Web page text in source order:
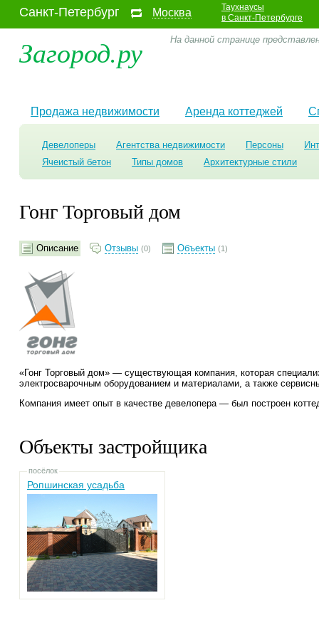
Санкт-Петербург Москва
Таухнаусы
в Санкт-Петербурге
Загород.ру На данной странице
Продажа недвижимости Аренда коттеджей
Девелоперы Агентства недвижимости Персоны
Ячеистый бетон
Типы домов Архитектурные стили
Гонг Торговый дом
Описание Отзывы (0) Объекты (1)
«Гонг Торговый дом» — существующая компания, которая
электросварочным оборудованием и материалами, а также
Компания имеет опыт в качестве девелопера — был построен
Объекты застройщика
посёлок
Ропшинская усадьба